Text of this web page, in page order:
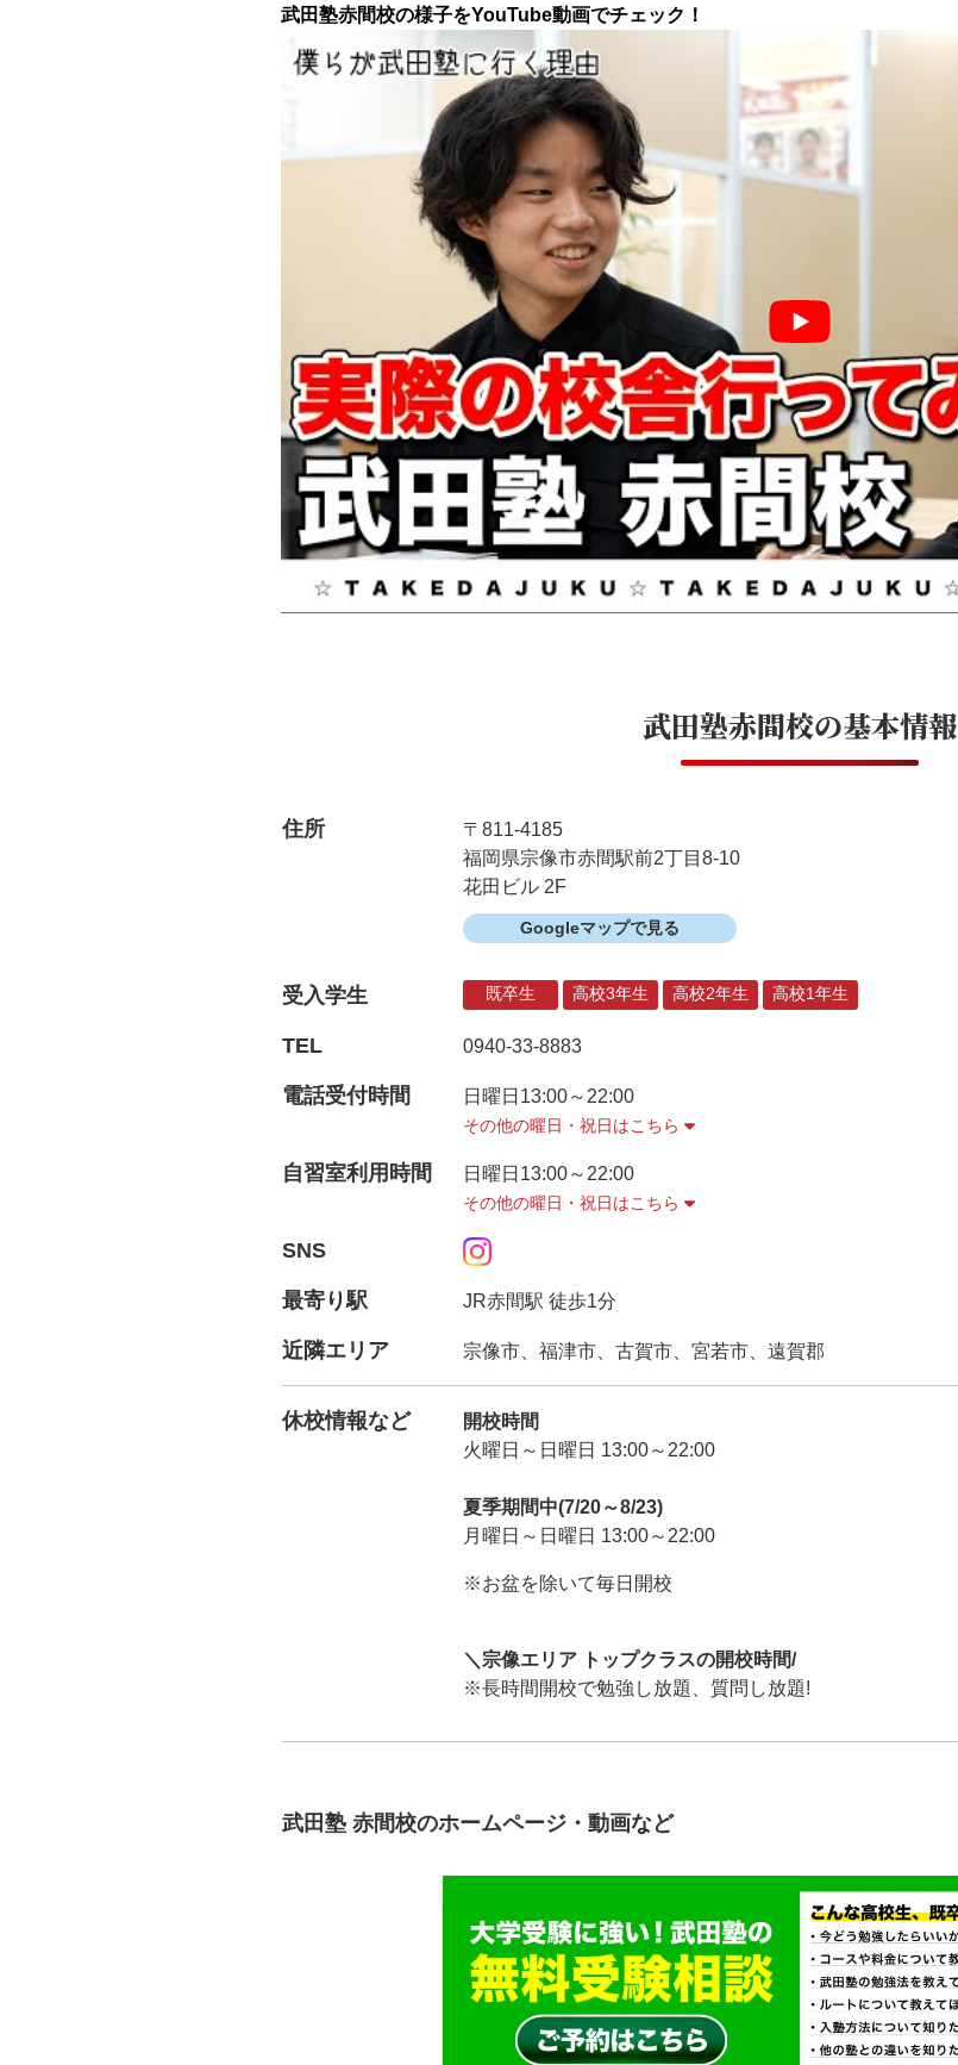
武田塾赤間校の様子をYouTube動画でチェック！
武田塾赤間校の基本情報
住所
〒811-4185
福岡県宗像市赤間駅前2丁目8-10
花田ビル 2F
Googleマップで見る
受入学生 既卒生 高校3年生 高校2年生 高校1年生
TEL 0940-33-8883
電話受付時間 日曜日 13:00～22:00
その他の曜日・祝日はこちら
自習室利用時間 日曜日 13:00～22:00
その他の曜日・祝日はこちら
SNS
最寄り駅 JR赤間駅 徒歩1分
近隣エリア 宗像市、福津市、古賀市、宮若市、遠賀郡
休校情報など
開校時間
火曜日～日曜日 13:00～22:00
夏季期間中(7/20～8/23)
月曜日～日曜日 13:00～22:00
※お盆を除いて毎日開校
＼宗像エリア トップクラスの開校時間/
※長時間開校で勉強し放題、質問し放題!
武田塾 赤間校のホームページ・動画など